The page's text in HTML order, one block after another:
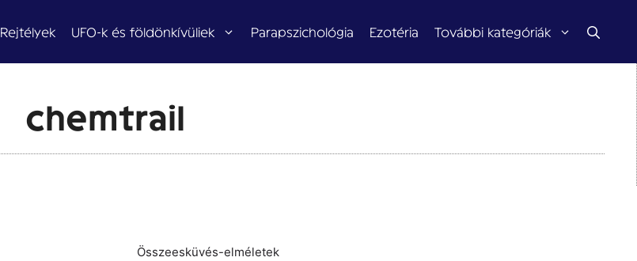
Rejtélyek UFO-k és földönkívüliek Parapszichológia Ezotéria További kategóriák
chemtrail
Összeesküvés-elméletek